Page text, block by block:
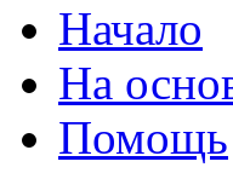
Начало
На
Помощь